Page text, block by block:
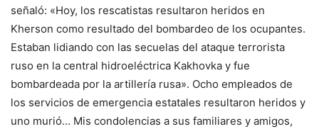
señaló: «Hoy, los rescatistas resultaron heridos en
Kherson como resultado del bombardeo de los ocupantes.
Estaban lidiando con las secuelas del ataque terrorista
ruso en la central hidroeléctrica Kakhovka y fue
bombardeada por la artillería rusa». Ocho empleados de
los servicios de emergencia estatales resultaron heridos y
uno murió… Mis condolencias a sus familiares y amigos,